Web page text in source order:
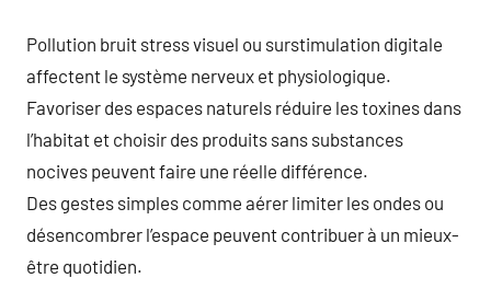
Pollution bruit stress visuel ou surstimulation digitale
affectent le système nerveux et physiologique.
Favoriser des espaces naturels réduire les toxines dans
l’habitat et choisir des produits sans substances
nocives peuvent faire une réelle différence.
Des gestes simples comme aérer limiter les ondes ou
désencombrer l’espace peuvent contribuer à un mieux-
être quotidien.